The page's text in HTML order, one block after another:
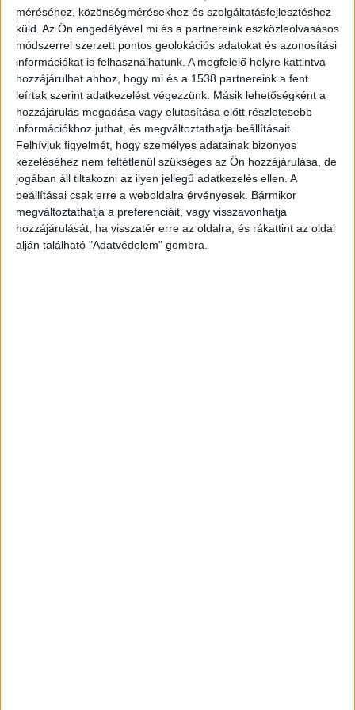
méréséhez, közönségmérésekhez és szolgáltatásfejlesztéshez
küld. Az Ön engedélyével mi és a partnereink eszközleolvasásos
módszerrel szerzett pontos geolokációs adatokat és azonosítási
információkat is felhasználhatunk. A megfelelő helyre kattintva
hozzájárulhat ahhoz, hogy mi és a 1538 partnereink a fent
leírtak szerint adatkezelést végezzünk. Másik lehetőségként a
hozzájárulás megadása vagy elutasítása előtt részletesebb
információkhoz juthat, és megváltoztathatja beállításait.
Felhívjuk figyelmét, hogy személyes adatainak bizonyos
kezeléséhez nem feltétlenül szükséges az Ön hozzájárulása, de
jogában áll tiltakozni az ilyen jellegű adatkezelés ellen. A
beállításai csak erre a weboldalra érvényesek. Bármikor
megváltoztathatja a preferenciáit, vagy visszavonhatja
hozzájárulását, ha visszatér erre az oldalra, és rákattint az oldal
alján található "Adatvédelem" gombra.
A hajónak 40 lóerős dízelmotorja volt, és a
halászháló behúzását végző
csörlőberendezésüket pedig egy 10 lóerős
dízelmotor hajtotta.
Háborúra is felkészítették
A második világháború idején, 1944. december 1-
jén a Fogast a balatonfüredi hajógyárban
felfegyverezték, majd 11 évvel később
leselejtezték és eladták. 1955 utáni sorsáról
nincsenek információk, a